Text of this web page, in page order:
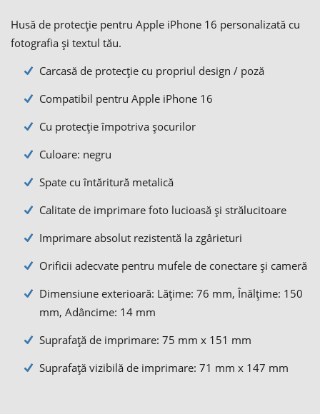
Husă de protecție pentru Apple iPhone 16 personalizată cu
fotografia și textul tău.
Carcasă de protecţie cu propriul design / poză
Compatibil pentru Apple iPhone 16
Cu protecție împotriva șocurilor
Culoare: negru
Spate cu întăritură metalică
Calitate de imprimare foto lucioasă și strălucitoare
Imprimare absolut rezistentă la zgârieturi
Orificii adecvate pentru mufele de conectare şi cameră
Dimensiune exterioară: Lățime: 76 mm, Înălțime: 150
mm, Adâncime: 14 mm
Suprafaţă de imprimare: 75 mm x 151 mm
Suprafață vizibilă de imprimare: 71 mm x 147 mm